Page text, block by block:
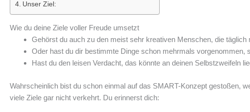
Unser Ziel:
Wie du deine Ziele voller Freude umsetzt
Gehörst du auch zu den meist sehr kreativen Menschen, die
Oder hast du dir bestimmte Dinge schon mehrmals vorgenommen,
Hast du den leisen Verdacht, das könnte an deinen Selbstzweifeln
Wahrscheinlich bist du schon einmal auf das SMART-Konzept gestoßen,
viele Ziele gar nicht verkehrt. Du erinnerst dich: